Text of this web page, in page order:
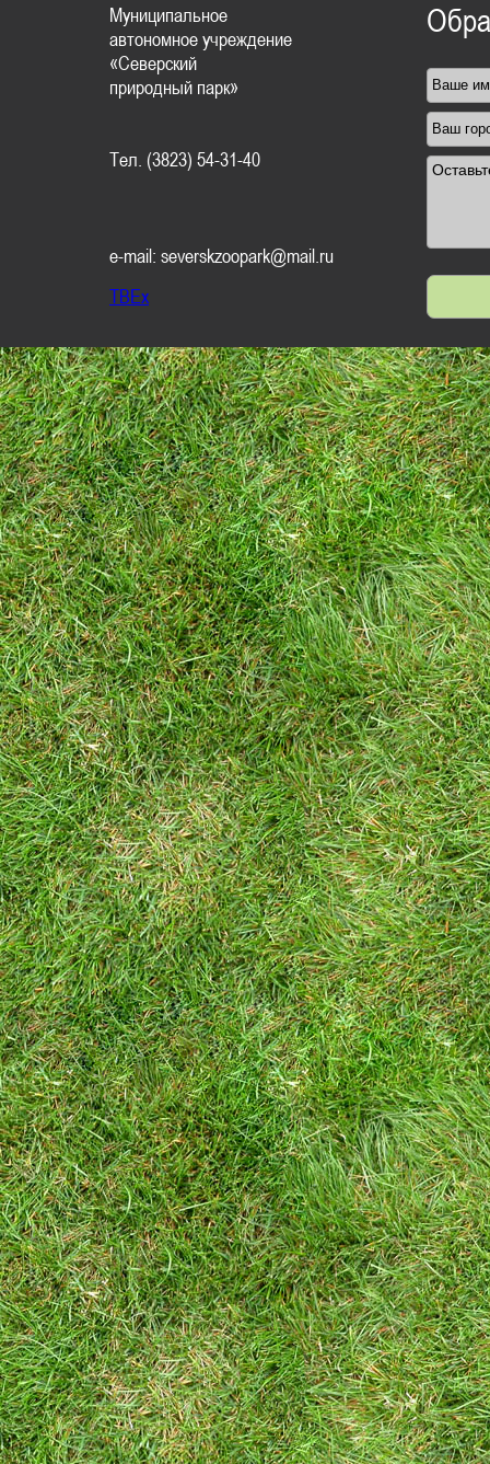
Муниципальное
автономное учреждение
«Северский
природный парк»
Тел. (3823) 54-31-40
e-mail: severskzoopark@mail.ru
TBEx